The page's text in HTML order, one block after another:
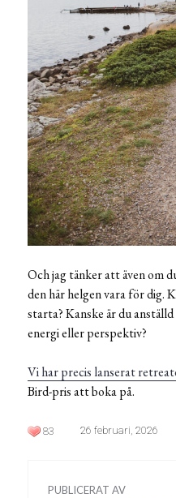
Och jag tänker att även om
den här helgen vara för dig.
starta? Kanske är du
energi eller perspektiv?
Vi har precis lanserat
Bird-pris att boka på.
83 26 februari, 2026
PUBLICERAT AV